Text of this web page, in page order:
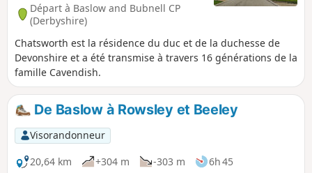
Départ à Baslow and Bubnell CP
(Derbyshire)
Chatsworth est la résidence du duc et de la duchesse de
Devonshire et a été transmise à travers 16 générations de la
famille Cavendish.
De Baslow à Rowsley et Beeley
Visorandonneur
20,64 km
+304 m -303 m
6h 45